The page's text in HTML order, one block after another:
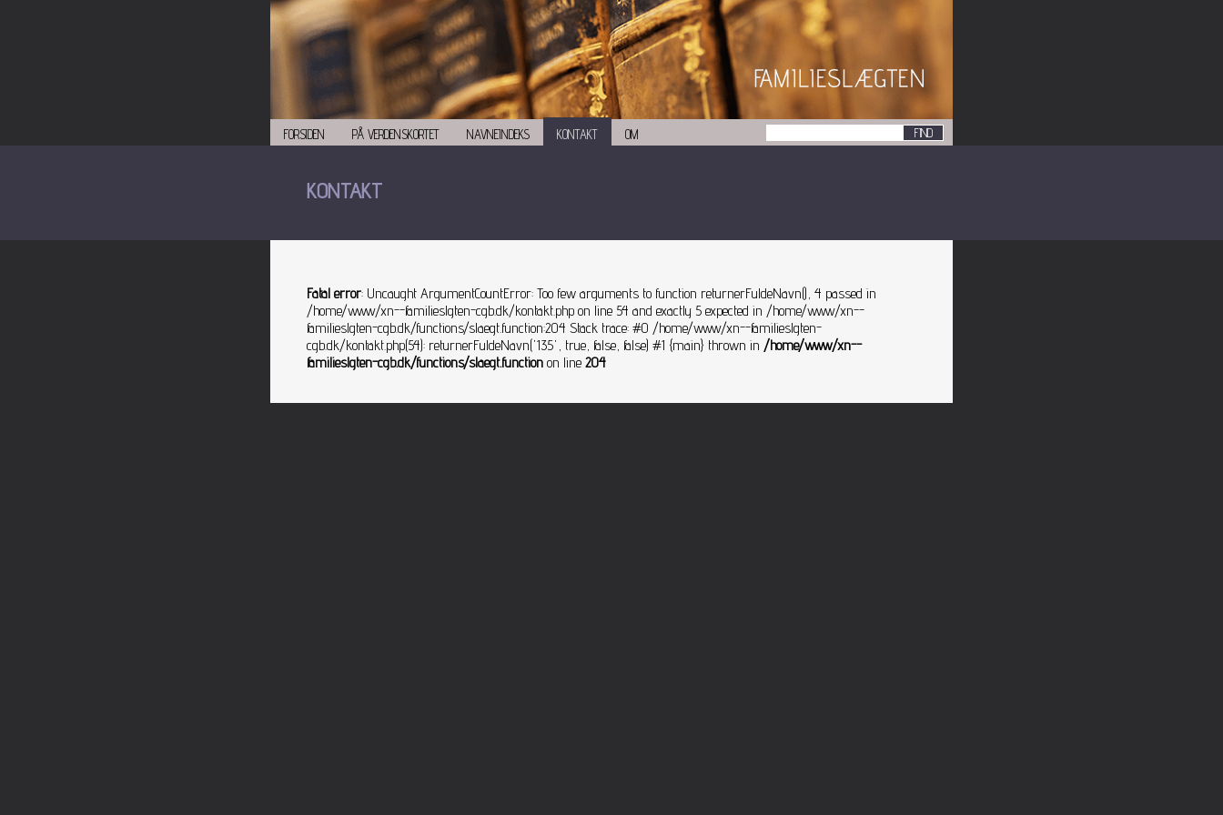
FORSIDEN PÅ VERDENSKORTET NAVNEINDEKS KONTAKT OM
KONTAKT
Fatal error: Uncaught ArgumentCountError: Too few arguments to function returnerFuldeNavn(), 4 passed in
/home/www/xn--familieslgten-cgb.dk/kontakt.php on line 54 and exactly 5 expected in /home/www/xn--
familieslgten-cgb.dk/functions/slaegt.function:204 Stack trace: #0 /home/www/xn--familieslgten-
cgb.dk/kontakt.php(54): returnerFuldeNavn('135', true, false, false) #1 {main} thrown in /home/www/xn--
familieslgten-cgb.dk/functions/slaegt.function on line 204